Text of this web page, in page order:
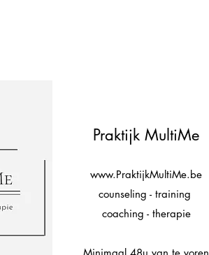
Praktijk MultiMe
www.PraktijkMultiMe.be
counseling - training
coaching - therapie
Minimaal 48u van te voren